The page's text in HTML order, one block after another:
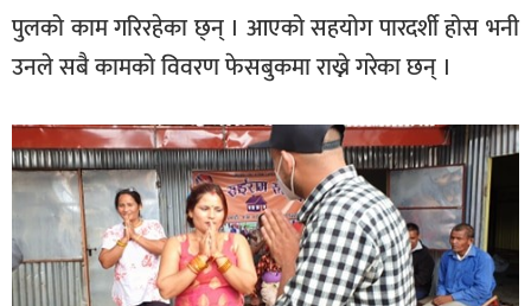
पुलको काम गरिरहेका छ्न् । आएको सहयोग पारदर्शी होस भनी
उनले सबै कामको विवरण फेसबुकमा राख्ने गरेका छन् ।